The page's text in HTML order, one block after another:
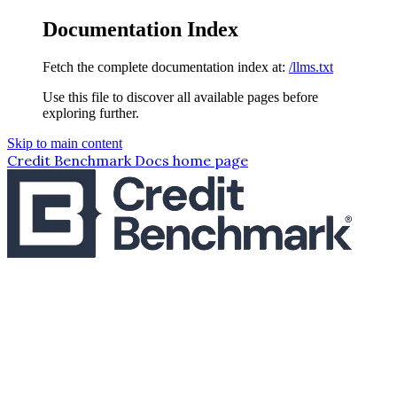
Documentation Index
Fetch the complete documentation index at: /llms.txt
Use this file to discover all available pages before
exploring further.
Skip to main content
Credit Benchmark Docs home page